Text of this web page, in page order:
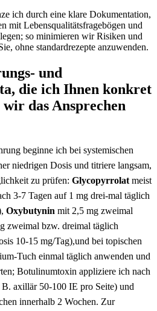
ich durch eine‍ klare Dokumentation,
mit Lebensqualitätsfragebögen und
so minimieren wir Risiken und
ohne standardrezepte⁢ anzuwenden.
und
die ich Ihnen konkret⁢
das Ansprechen‌
beginne ich ‌bei systemischen⁣
niedrigen ⁢Dosis ⁣und titriere langsam,
⁢zu​ prüfen: Glycopyrrolat meist
⁢3-7 Tagen auf 1 ⁣mg ​drei‑mal täglich
Oxybutynin mit 2,5⁣ mg ‌zweimal⁣
‌zweimal bzw. dreimal täglich
10-15 mg/Tag),und bei topischen
einmal täglich anwenden⁤ und
Botulinumtoxin⁢ appliziere ich ‌nach
axillär ‌50-100 IE pro Seite) und
innerhalb 2 Wochen. Zur